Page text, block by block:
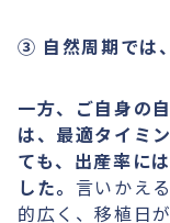
③ 自然周期では
一方、ご自身の
は、最適タイミ
ても、出産率に
した。 言いかえ
的広く、移植日